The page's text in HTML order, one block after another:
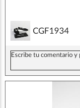
CGF1934